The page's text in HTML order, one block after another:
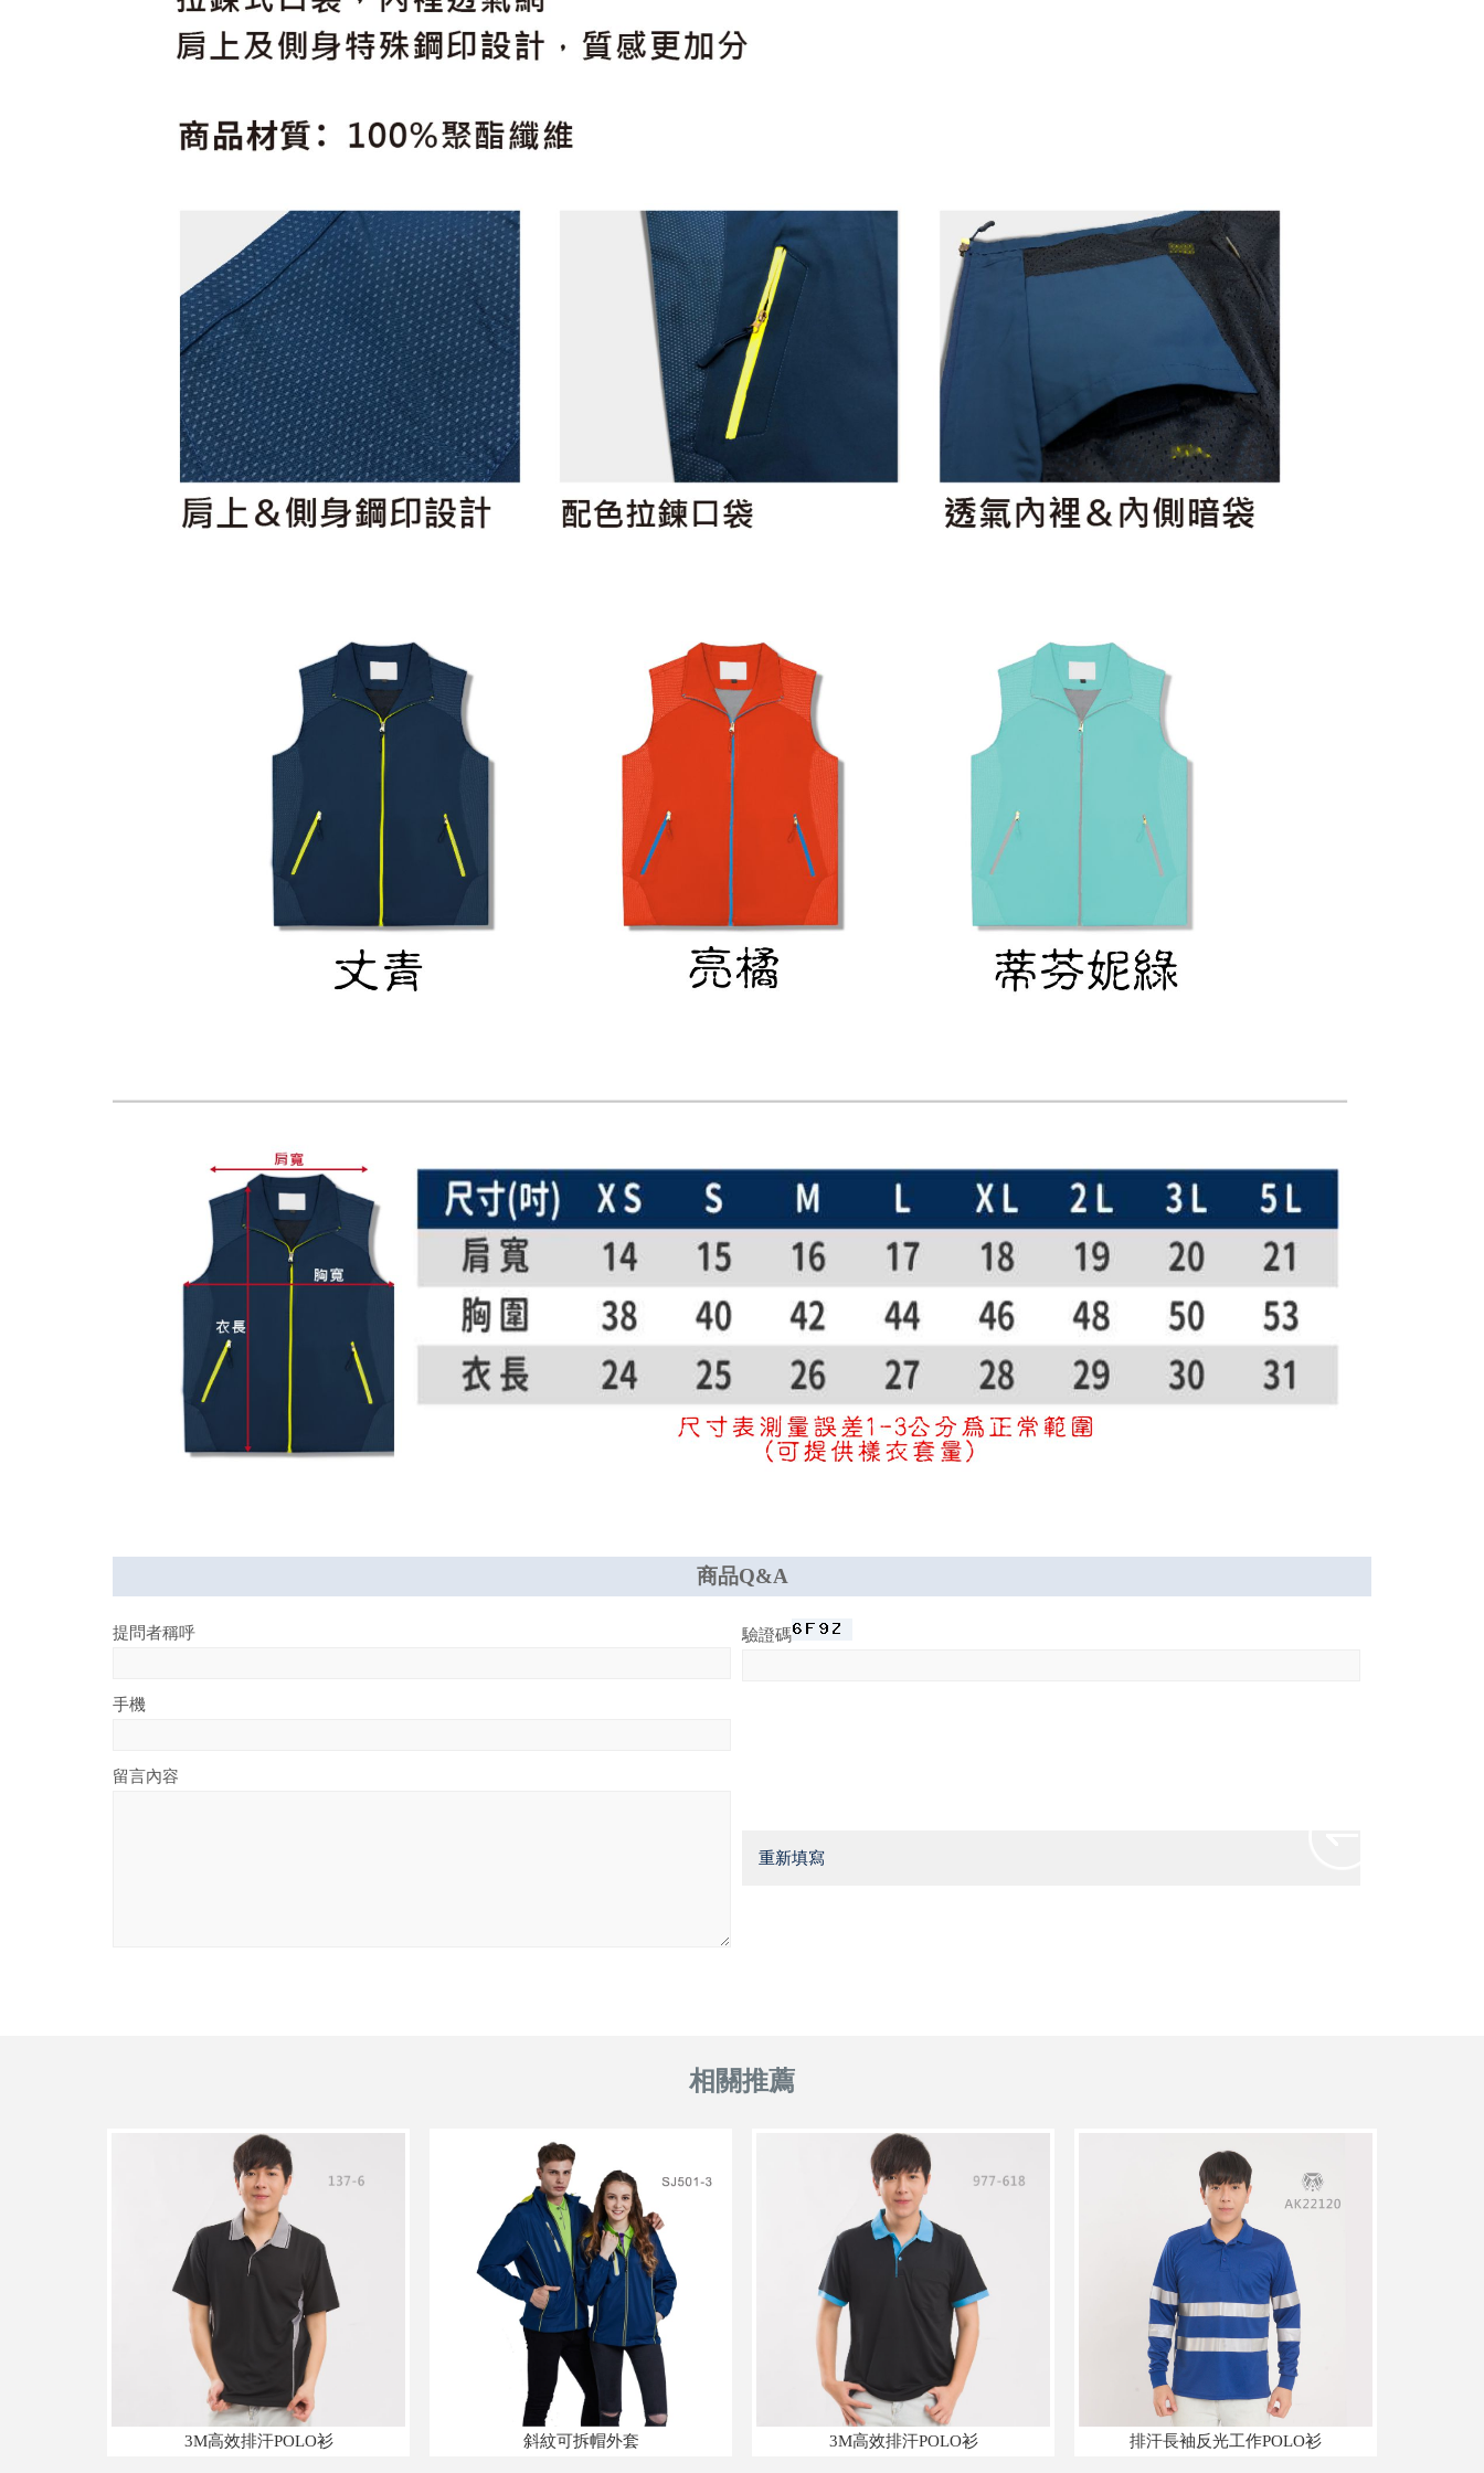
商品Q&A
提問者稱呼
手機
留言內容
驗證碼
3M高效排汗POLO衫 斜紋可拆帽外套 3M高效排汗POLO衫 排汗長袖反光工作POLO衫